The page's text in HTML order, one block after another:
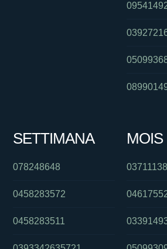
SETTIMANA
078248648
0458283572
0458283511
MOIS